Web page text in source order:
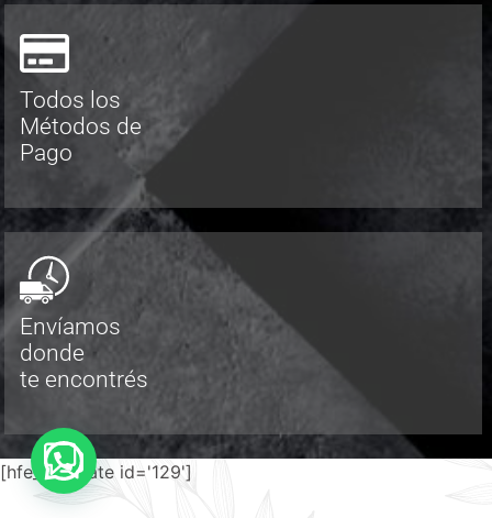
Todos los
Métodos de
Pago
Envíamos
donde
te encontrés
[hfe_template id='129']